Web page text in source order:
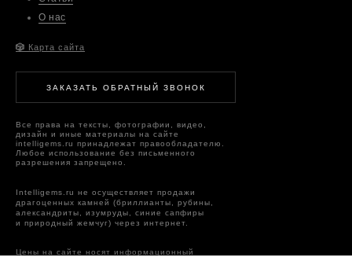
ЗАКАЗАТЬ ОБРАТНЫЙ ЗВОНОК
Intelligems.ru не осуществляет продажи
драгоценных камней (бриллианты, рубины,
александриты, изумруды, синие сапфиры
и природный жемчуг) через интернет.
Цены на сайте носят информационный
Все права на тексты, фотографии, видео,
дизайн и иные материалы на сайте
intelligems.ru принадлежат правообладателю.
Любое использование без письменного
разрешения запрещено.
О нас
🎲 Карта сайта